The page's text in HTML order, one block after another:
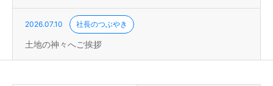
2026.07.10 社長のつぶやき
土地の神々へご挨拶